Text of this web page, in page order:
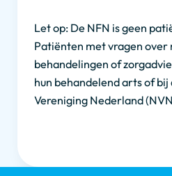
Let op: De NFN is geen
Patiënten met vragen over
behandelingen of
hun behandelend arts of
Vereniging Nederland